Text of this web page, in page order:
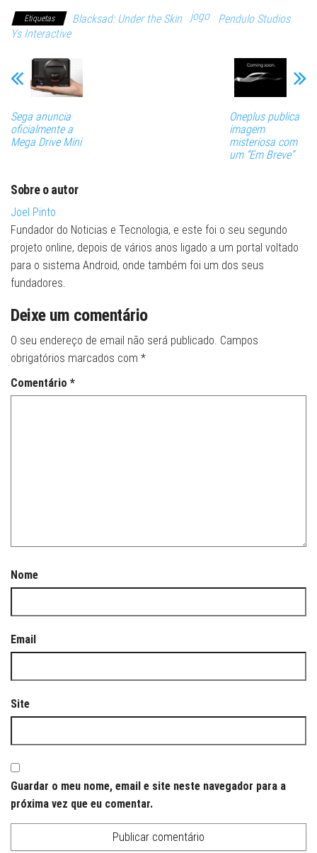
Etiquetas Blacksad: Under the Skin jogo
Pendulo Studios
Ys Interactive
Sega anuncia
oficialmente a
Mega Drive Mini
Oneplus publica
imagem
misteriosa com
um “Em Breve”
Sobre o autor
Joel Pinto
Fundador do Noticias e Tecnologia, e este foi o seu segundo
projeto online, depois de vários anos ligado a um portal voltado
para o sistema Android, onde também foi um dos seus
fundadores.
Deixe um comentário
O seu endereço de email não será publicado. Campos
obrigatórios marcados com *
Comentário *
Nome
Email
Site
Guardar o meu nome, email e site neste navegador para a
próxima vez que eu comentar.